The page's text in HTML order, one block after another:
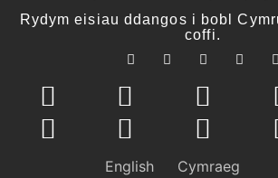
Rydym eisiau ddangos i bobl
coffi.
English Cymraeg